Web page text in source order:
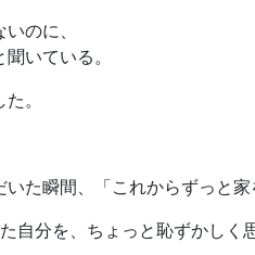
のに、
いている。
。
た瞬間、「これからずっと家
自分を、ちょっと恥ずかしく